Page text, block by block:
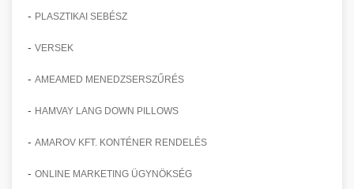
- PLASZTIKAI SEBÉSZ
- VERSEK
- AMEAMED MENEDZSERSZŰRÉS
- HAMVAY LANG DOWN PILLOWS
- AMAROV KFT. KONTÉNER RENDELÉS
- ONLINE MARKETING ÜGYNÖKSÉG